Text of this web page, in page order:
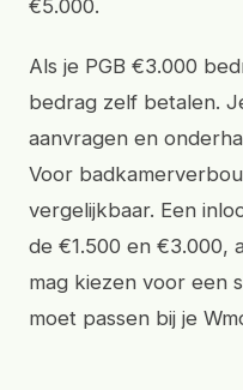
€5.000.
Als je PGB €3.000
bedrag zelf betalen.
aanvragen en
Voor
vergelijkbaar. Een
de €1.500 en €3.000,
mag kiezen voor een
moet passen bij je